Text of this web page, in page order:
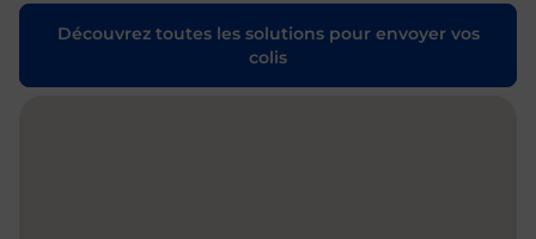
Découvrez toutes les solutions pour envoyer vos
colis